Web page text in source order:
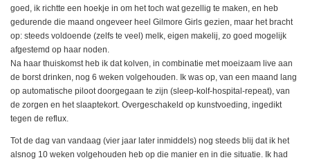
goed, ik richtte een hoekje in om het toch wat gezellig te maken, en heb
gedurende die maand ongeveer heel Gilmore Girls gezien, maar het bracht
op: steeds voldoende (zelfs te veel) melk, eigen makelij, zo goed mogelijk
afgestemd op haar noden.
Na haar thuiskomst heb ik dat kolven, in combinatie met moeizaam live aan
de borst drinken, nog 6 weken volgehouden. Ik was op, van een maand lang
op automatische piloot doorgegaan te zijn (sleep-kolf-hospital-repeat), van
de zorgen en het slaaptekort. Overgeschakeld op kunstvoeding, ingedikt
tegen de reflux.
Tot de dag van vandaag (vier jaar later inmiddels) nog steeds blij dat ik het
alsnog 10 weken volgehouden heb op die manier en in die situatie. Ik had